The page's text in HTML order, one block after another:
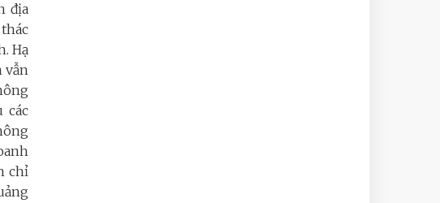
địa
Hạ
vẫn
các
chỉ